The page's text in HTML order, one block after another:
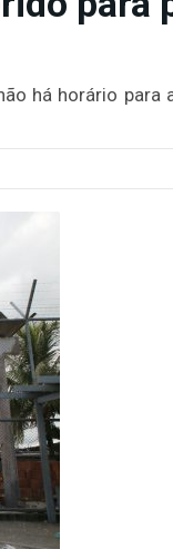
há horário para